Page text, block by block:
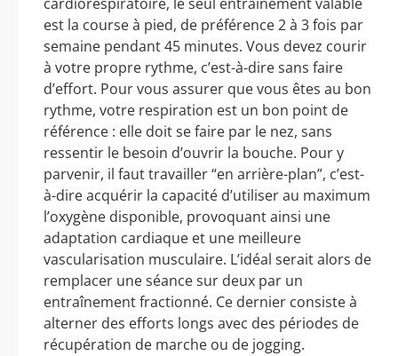
est la course à pied, de préférence 2 à 3 fois par
semaine pendant 45 minutes. Vous devez courir
à votre propre rythme, c’est-à-dire sans faire
d’effort. Pour vous assurer que vous êtes au bon
rythme, votre respiration est un bon point de
référence : elle doit se faire par le nez, sans
ressentir le besoin d’ouvrir la bouche. Pour y
parvenir, il faut travailler “en arrière-plan”, c’est-
à-dire acquérir la capacité d’utiliser au maximum
l’oxygène disponible, provoquant ainsi une
adaptation cardiaque et une meilleure
vascularisation musculaire. L’idéal serait alors de
remplacer une séance sur deux par un
entraînement fractionné. Ce dernier consiste à
alterner des efforts longs avec des périodes de
récupération de marche ou de jogging.